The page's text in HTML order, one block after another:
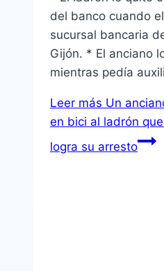
del banco cuando
sucursal bancaria
Gijón. * El anciano
mientras pedí­a
Leer más Un
en bici al ladrón
logra su arresto